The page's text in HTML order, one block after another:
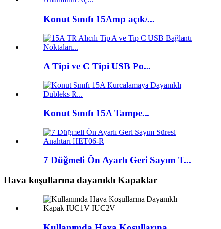
Konut Sınıfı 15Amp açık/...
A Tipi ve C Tipi USB Po...
Konut Sınıfı 15A Tampe...
7 Düğmeli Ön Ayarlı Geri Sayım T...
Hava koşullarına dayanıklı Kapaklar